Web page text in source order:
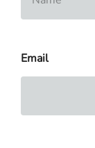
Email